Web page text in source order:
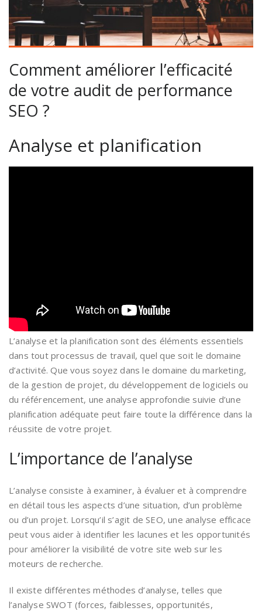
Comment améliorer l’efficacité
de votre audit de performance
SEO ?
Analyse et planification
L’analyse et la planification sont des éléments essentiels
dans tout processus de travail, quel que soit le domaine
d’activité. Que vous soyez dans le domaine du marketing,
de la gestion de projet, du développement de logiciels ou
du référencement, une analyse approfondie suivie d’une
planification adéquate peut faire toute la différence dans la
réussite de votre projet.
L’importance de l’analyse
L’analyse consiste à examiner, à évaluer et à comprendre
en détail tous les aspects d’une situation, d’un problème
ou d’un projet. Lorsqu’il s’agit de SEO, une analyse efficace
peut vous aider à identifier les lacunes et les opportunités
pour améliorer la visibilité de votre site web sur les
moteurs de recherche.
Il existe différentes méthodes d’analyse, telles que
l’analyse SWOT (forces, faiblesses, opportunités,